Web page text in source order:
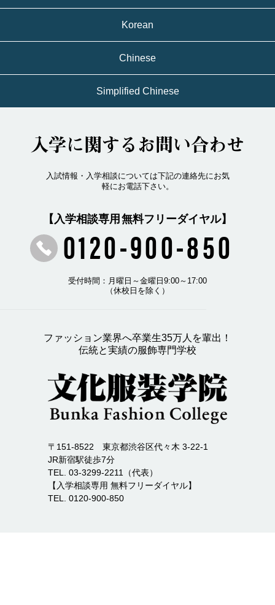
Korean
Chinese
Simplified Chinese
入学に関するお問い合わせ
入試情報・入学相談については下記の連絡先にお気
軽にお電話下さい。
0120-900-850
【入学相談専用 無料フリーダイヤル】
受付時間：月曜日～金曜日9:00～17:00
（休校日を除く）
ファッション業界へ卒業生35万人を輩出！
伝統と実績の服飾専門学校
〒151-8522 東京都渋谷区代々木 3-22-1
JR新宿駅徒歩7分
TEL. 03-3299-2211（代表）
【入学相談専用 無料フリーダイヤル】
TEL. 0120-900-850